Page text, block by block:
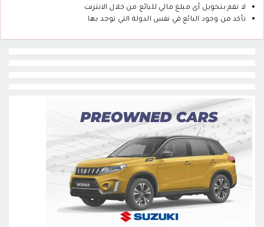
لا تقم بتحويل أى مبلغ مالي للبائع من خلال الانترنت
تأكد من وجود البائع في نفس الدولة التي توجد بها